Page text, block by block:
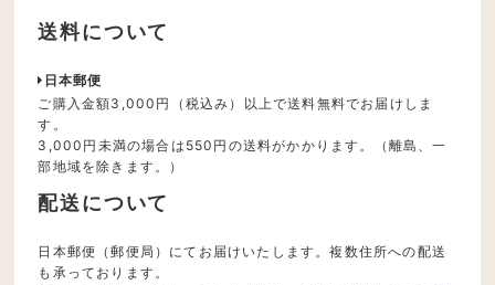
送料について
日本郵便
ご購入金額3,000円（税込み）以上で送料無料でお届けしま
す。
3,000円未満の場合は550円の送料がかかります。（離島、一
部地域を除きます。）
配送について
日本郵便（郵便局）にてお届けいたします。複数住所への配送
も承っております。